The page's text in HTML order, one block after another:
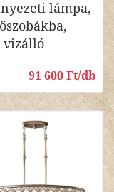
lámpa,
vizálló
91 600 Ft/db